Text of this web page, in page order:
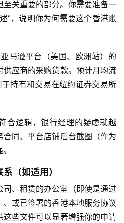
至关重要的部分。你需要准备一
”，说明你为何需要这个香港账
马逊平台（美国、欧洲站）的
供应商的采购货款。预计月均流
于持有和交易在纽约证券交易所
合逻辑，银行经理的疑虑就越
合同、平台店铺后台截图（作为
（如适用）
司、租赁的办公室（即使是通过
、或已签署的香港本地服务协议
这些文件可以显著增强你的申请